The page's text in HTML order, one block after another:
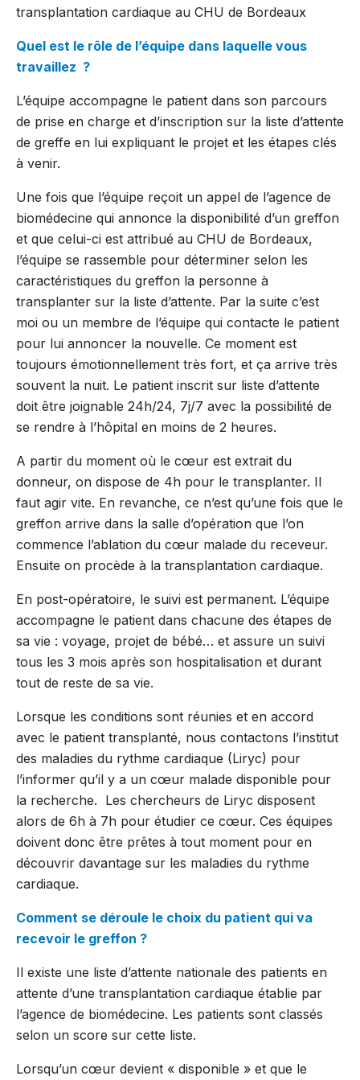
transplantation cardiaque au CHU de Bordeaux
Quel est le rôle de l’équipe dans laquelle vous
travaillez ?
L’équipe accompagne le patient dans son parcours
de prise en charge et d’inscription sur la liste d’attente
de greffe en lui expliquant le projet et les étapes clés
à venir.
Une fois que l’équipe reçoit un appel de l’agence de
biomédecine qui annonce la disponibilité d’un greffon
et que celui-ci est attribué au CHU de Bordeaux,
l’équipe se rassemble pour déterminer selon les
caractéristiques du greffon la personne à
transplanter sur la liste d’attente. Par la suite c’est
moi ou un membre de l’équipe qui contacte le patient
pour lui annoncer la nouvelle. Ce moment est
toujours émotionnellement très fort, et ça arrive très
souvent la nuit. Le patient inscrit sur liste d’attente
doit être joignable 24h/24, 7j/7 avec la possibilité de
se rendre à l’hôpital en moins de 2 heures.
A partir du moment où le cœur est extrait du
donneur, on dispose de 4h pour le transplanter. Il
faut agir vite. En revanche, ce n’est qu’une fois que le
greffon arrive dans la salle d’opération que l’on
commence l’ablation du cœur malade du receveur.
Ensuite on procède à la transplantation cardiaque.
En post-opératoire, le suivi est permanent. L’équipe
accompagne le patient dans chacune des étapes de
sa vie : voyage, projet de bébé… et assure un suivi
tous les 3 mois après son hospitalisation et durant
tout de reste de sa vie.
Lorsque les conditions sont réunies et en accord
avec le patient transplanté, nous contactons l’institut
des maladies du rythme cardiaque (Liryc) pour
l’informer qu’il y a un cœur malade disponible pour
la recherche. Les chercheurs de Liryc disposent
alors de 6h à 7h pour étudier ce cœur. Ces équipes
doivent donc être prêtes à tout moment pour en
découvrir davantage sur les maladies du rythme
cardiaque.
Comment se déroule le choix du patient qui va
recevoir le greffon ?
Il existe une liste d’attente nationale des patients en
attente d’une transplantation cardiaque établie par
l’agence de biomédecine. Les patients sont classés
selon un score sur cette liste.
Lorsqu’un cœur devient « disponible » et que le